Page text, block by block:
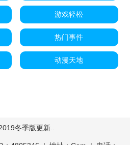
游戏轻松
热门事件
动漫天地
冬季版更新..